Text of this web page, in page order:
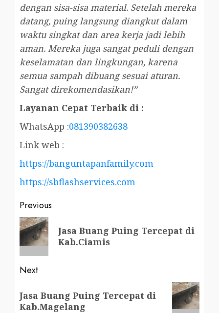
dengan sisa-sisa material. Setelah mereka
datang, puing langsung diangkut dalam
waktu singkat dan area kerja jadi lebih
aman. Mereka juga sangat peduli dengan
keselamatan dan lingkungan, karena
semua sampah dibuang sesuai aturan.
Sangat direkomendasikan!”
Layanan Cepat Terbaik di :
WhatsApp :081390382638
Link web :
https://banguntapanfamily.com
https://sbflashservices.com
Post
navigation
Previous
Previous
post:
Jasa Buang Puing Tercepat di
Kab.Ciamis
Next
post:
Jasa Buang Puing Tercepat di
Kab.Magelang